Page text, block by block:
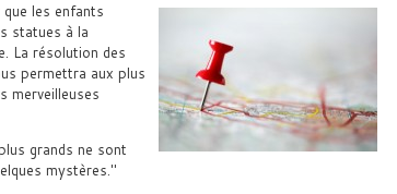
les enfants
statues à la
La résolution des
permettra aux plus
merveilleuses
grands ne sont
mystères.